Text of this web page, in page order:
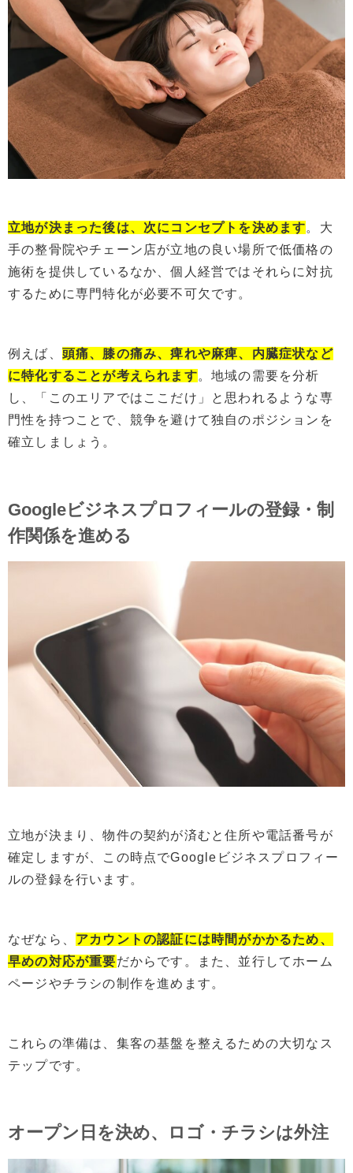
立地が決まった後は、次にコンセプトを決めます。大
手の整骨院やチェーン店が立地の良い場所で低価格の
施術を提供しているなか、個人経営ではそれらに対抗
するために専門特化が必要不可欠です。
例えば、 頭痛、膝の痛み、痺れや麻痺、 内臓症状など
に特化することが考えられます。地域の需要を分析
し、「このエリアではここだけ」と思われるような専
門性を持つことで、競争を避けて独自のポジション を
確立しましょう 。
Googleビジネスプロフィールの登録・制
作関係を進める
立地が決まり、物件の契約が済むと住所や電話番号が
確定しますが、この時点でGoogleビジネスプロフィー
ルの登録を行います。
なぜなら、 アカウントの認証には時間がかかるため、
早めの対応が重要だからです。また、並行してホーム
ページやチラシの制作を進めます。
これらの準備は、集客の基盤を整えるための大切なス
テップです。
オープン日を決め、ロゴ・チラシは外注